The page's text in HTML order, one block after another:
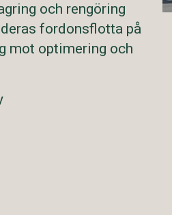
och rengöring
fordonsflotta på
mot optimering och